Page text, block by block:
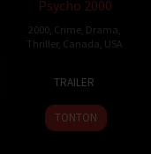
Psycho 2000
2000 Crime Drama
Thriller, Canada USA
2000
TRAILER
TONTON